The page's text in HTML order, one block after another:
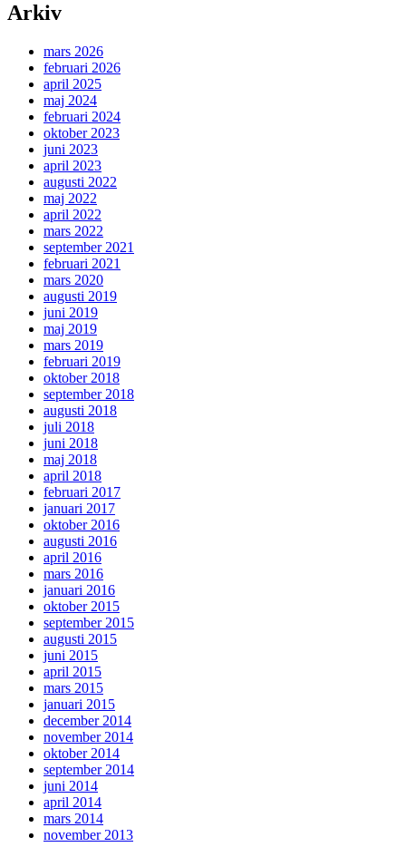
Arkiv
mars 2026
februari 2026
april 2025
maj 2024
februari 2024
oktober 2023
juni 2023
april 2023
augusti 2022
maj 2022
april 2022
mars 2022
september 2021
februari 2021
mars 2020
augusti 2019
juni 2019
maj 2019
mars 2019
februari 2019
oktober 2018
september 2018
augusti 2018
juli 2018
juni 2018
maj 2018
april 2018
februari 2017
januari 2017
oktober 2016
augusti 2016
april 2016
mars 2016
januari 2016
oktober 2015
september 2015
augusti 2015
juni 2015
april 2015
mars 2015
januari 2015
december 2014
november 2014
oktober 2014
september 2014
juni 2014
april 2014
mars 2014
november 2013